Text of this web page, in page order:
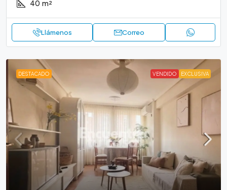
40 m²
Llámenos Correo
DESTACADO VENDIDO EXCLUSIVA